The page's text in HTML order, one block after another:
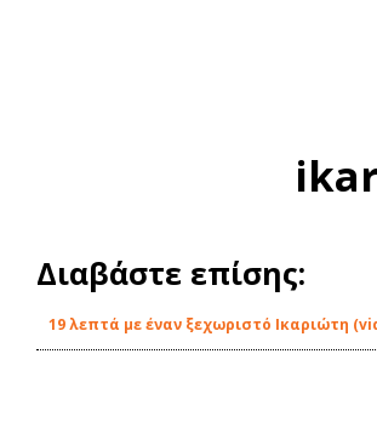
Διαβάστε επίσης:
19 λεπτά με έναν ξεχωριστό Ικαριώτη